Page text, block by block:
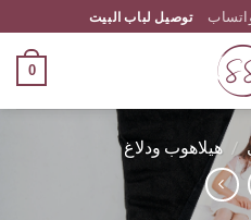
توصيل لباب البيت
ودلاغ